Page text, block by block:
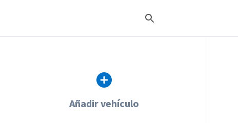
Añadir vehículo